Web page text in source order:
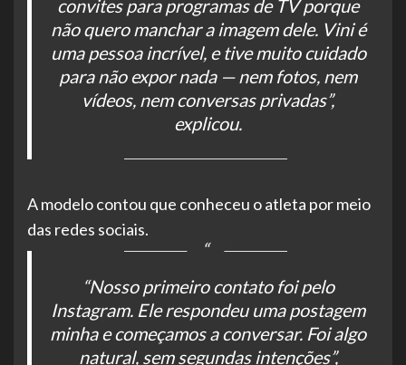
convites para programas de TV porque
não quero manchar a imagem dele. Vini é
uma pessoa incrível, e tive muito cuidado
para não expor nada — nem fotos, nem
vídeos, nem conversas privadas”,
explicou.
A modelo contou que conheceu o atleta por meio
das redes sociais.
“Nosso primeiro contato foi pelo
Instagram. Ele respondeu uma postagem
minha e começamos a conversar. Foi algo
natural, sem segundas intenções”,